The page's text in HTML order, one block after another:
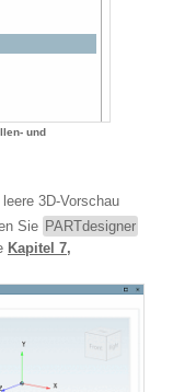
und
3D-Vorschau
Sie PARTdesigner
Kapitel 7,